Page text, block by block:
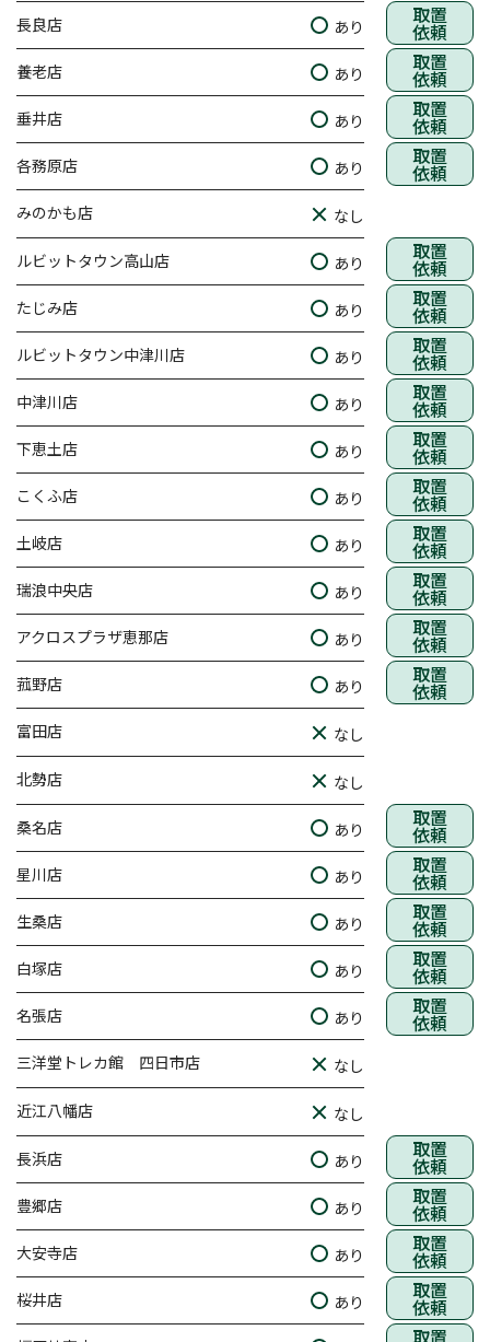
長良店 あり 取置
依頼
養老店 あり 取置
依頼
垂井店 あり 取置
依頼
各務原店 あり 取置
依頼
みのかも店 なし
ルビットタウン高山店 あり 取置
依頼
たじみ店 あり 取置
依頼
ルビットタウン中津川店 あり 取置
依頼
中津川店 あり 取置
依頼
下恵土店 あり 取置
依頼
こくふ店 あり 取置
依頼
土岐店 あり 取置
依頼
瑞浪中央店 あり 取置
依頼
アクロスプラザ恵那店 あり 取置
依頼
菰野店 あり 取置
依頼
富田店 なし
北勢店 なし
桑名店 あり 取置
依頼
星川店 あり 取置
依頼
生桑店 あり 取置
依頼
白塚店 あり 取置
依頼
名張店 あり 取置
依頼
三洋堂トレカ館 四日市店 なし
近江八幡店 なし
長浜店 あり 取置
依頼
豊郷店 あり 取置
依頼
大安寺店 あり 取置
依頼
桜井店 あり 取置
依頼
取置